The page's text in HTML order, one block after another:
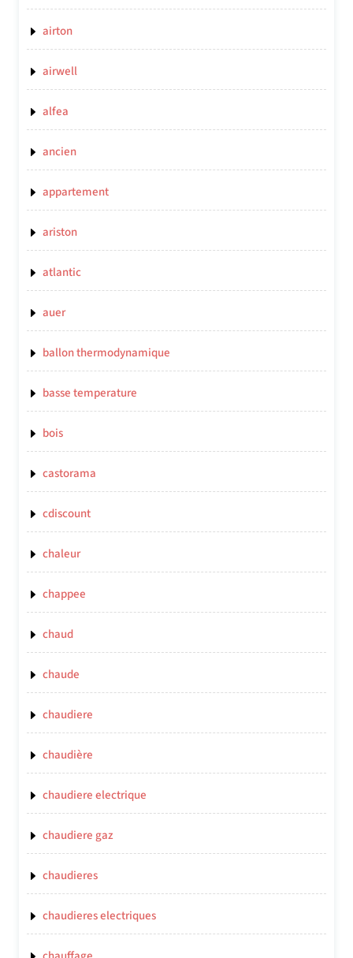
airton
airwell
alfea
ancien
appartement
ariston
atlantic
auer
ballon thermodynamique
basse temperature
bois
castorama
cdiscount
chaleur
chappee
chaud
chaude
chaudiere
chaudière
chaudiere electrique
chaudiere gaz
chaudieres
chaudieres electriques